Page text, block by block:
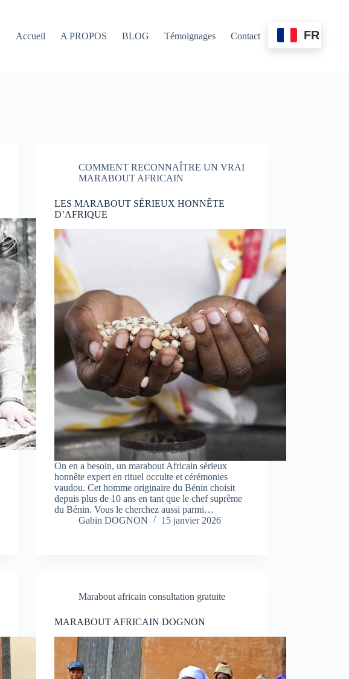
Accueil A PROPOS BLOG Témoignages Contact FR
COMMENT RECONNAÎTRE UN VRAI
MARABOUT AFRICAIN
LES MARABOUT SÉRIEUX HONNÊTE
D’AFRIQUE
On en a besoin, un marabout Africain sérieux
honnête expert en rituel occulte et cérémonies
vaudou. Cet homme originaire du Bénin choisit
depuis plus de 10 ans en tant que le chef suprême
du Bénin. Vous le cherchez aussi parmi…
Gabin DOGNON
15 janvier 2026
Marabout africain consultation gratuite
MARABOUT AFRICAIN DOGNON